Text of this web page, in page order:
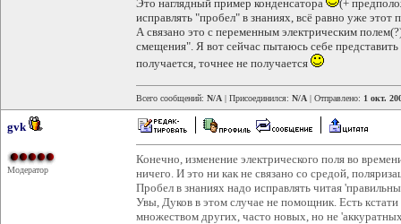
Это наглядный пример конденсатора
(+
исправлять "пробел" в знаниях, всё равно уже этот
А связано это с переменным электрическим
смещения". Я вот сейчас пытаюсь себе
получается, точнее не получается
Всего сообщений: N/A | Присоединился: N/A | Отправлено: 1 окт.
gvk
Модератор
Конечно, изменение электрического поля во
ничего. И это ни как не связано со средой,
Пробел в знаниях надо исправлять читая
Увы, Дуков в этом случае не помощник. Есть
множеством других, часто новых, но не